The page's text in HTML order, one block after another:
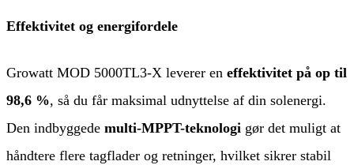
Effektivitet og energifordele
Growatt MOD 5000TL3-X leverer en effektivitet på op til
98,6 %, så du får maksimal udnyttelse af din solenergi.
Den indbyggede multi-MPPT-teknologi gør det muligt at
håndtere flere tagflader og retninger, hvilket sikrer stabil